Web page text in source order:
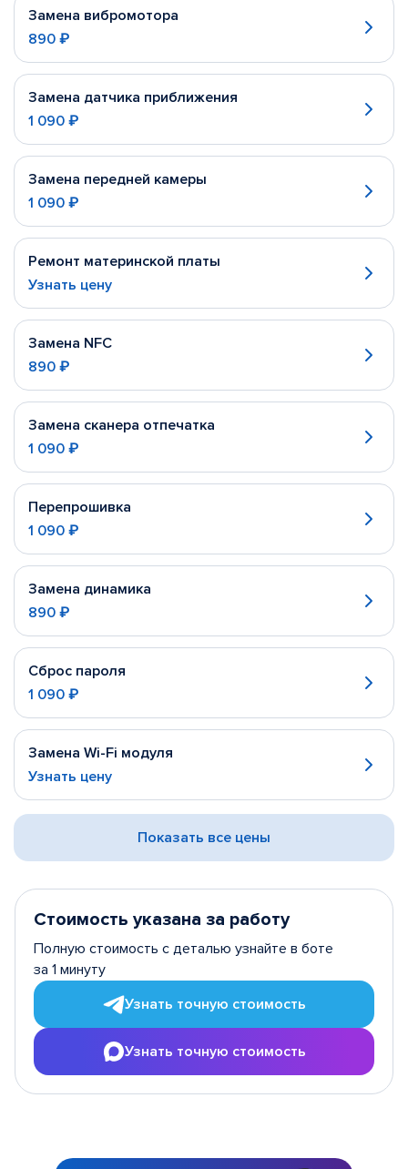
Замена вибромотора
890 ₽
Замена датчика приближения
1 090 ₽
Замена передней камеры
1 090 ₽
Ремонт материнской платы
Узнать цену
Замена NFC
890 ₽
Замена сканера отпечатка
1 090 ₽
Перепрошивка
1 090 ₽
Замена динамика
890 ₽
Сброс пароля
1 090 ₽
Замена Wi-Fi модуля
Узнать цену
Показать все цены
Стоимость указана за работу
Полную стоимость с деталью узнайте в боте
за 1 минуту
Узнать точную стоимость
Узнать точную стоимость